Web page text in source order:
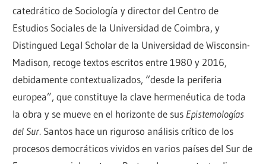
catedrático de Sociología y director del Centro de
Estudios Sociales de la Universidad de Coimbra, y
Distingued Legal Scholar de la Universidad de Wisconsin-
Madison, recoge textos escritos entre 1980 y 2016,
debidamente contextualizados, “desde la periferia
europea”, que constituye la clave hermenéutica de toda
la obra y se mueve en el horizonte de sus Epistemologías
del Sur. Santos hace un riguroso análisis crítico de los
procesos democráticos vividos en varios países del Sur de